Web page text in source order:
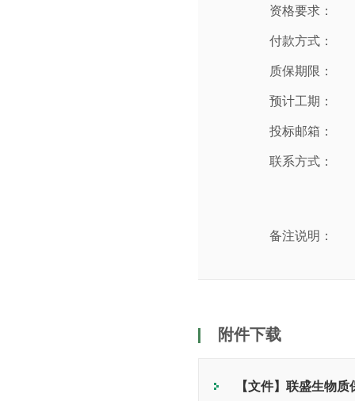
资格要求：
付款方式：
质保期限：
预计工期：
投标邮箱：
联系方式：
备注说明：
附件下载
【文件】联盛生物